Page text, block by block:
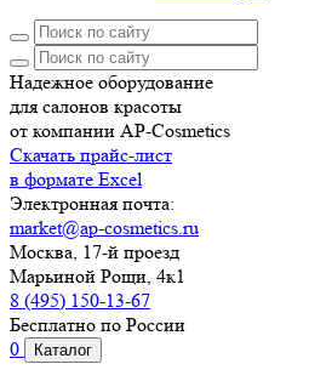
Надежное оборудование
для салонов красоты
от компании AP-Cosmetics
Скачать прайс-лист
в формате Excel
Электронная почта:
market@ap-cosmetics.ru
Москва, 17-й проезд
Марьиной Рощи, 4к1
8 (495) 150-13-67
Бесплатно по России
0
Каталог